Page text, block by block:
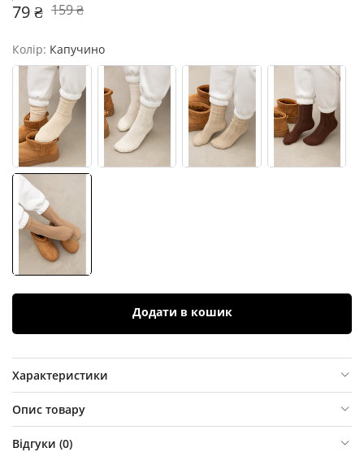
79 ₴ 159 ₴
Колір: Капучино
Додати в кошик
Характеристики
Опис товару
Відгуки (0)